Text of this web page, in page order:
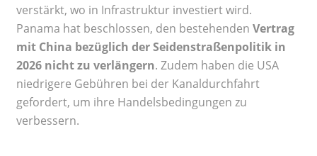
verstärkt, wo in Infrastruktur investiert wird.
Panama hat beschlossen, den bestehenden Vertrag
mit China bezüglich der Seidenstraßenpolitik in
2026 nicht zu verlängern. Zudem haben die USA
niedrigere Gebühren bei der Kanaldurchfahrt
gefordert, um ihre Handelsbedingungen zu
verbessern.